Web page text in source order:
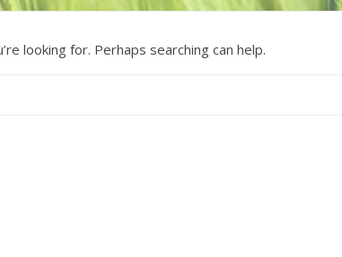
looking for. Perhaps searching can help.